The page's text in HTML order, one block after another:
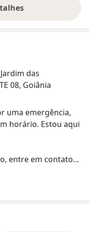
experiência
das
08, Goiânia
uma emergência,
horário. Estou aqui
entre em contato